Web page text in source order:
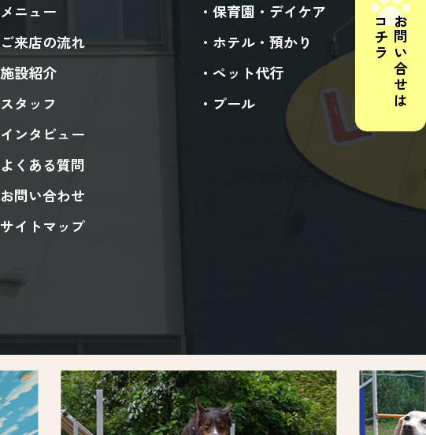
メニュー
ご来店の流れ
施設紹介
スタッフ
インタビュー
よくある質問
お問い合わせ
サイトマップ
保育園・デイケア
ホテル・預かり
ペット代行
プール
お問い合せは
コチラ